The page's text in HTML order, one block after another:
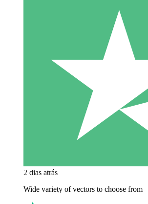
2 dias atrás
Wide variety of vectors to choose from